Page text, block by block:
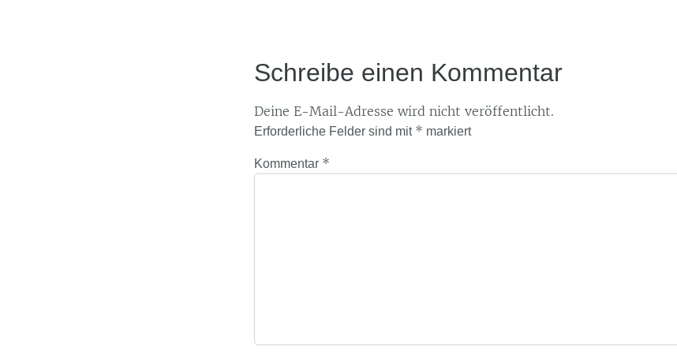
Schreibe einen Kommentar
Deine E-Mail-Adresse wird nicht veröffentlicht.
Erforderliche Felder sind mit * markiert
Kommentar *